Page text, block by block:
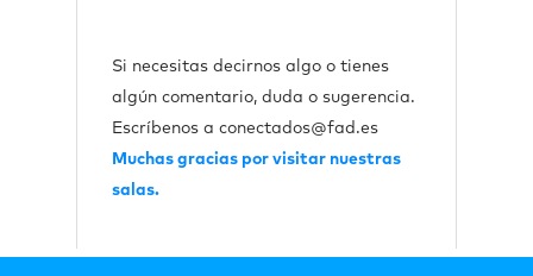
Si necesitas decirnos algo o tienes
algún comentario, duda o sugerencia.
Escríbenos a conectados@fad.es
Muchas gracias por visitar nuestras
salas.